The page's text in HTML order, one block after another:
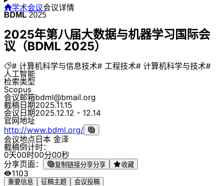
学术会议会议详情
BDML 2025
2025年第八届大数据与机器学习国际会
议（BDML 2025）
# 计算机科学与信息技术# 工程技术# 计算机科学与技术#
人工智能
检索类型
Scopus
会议邮箱bdml@bmail.org
截稿日期2025.11.15
会议日期2025.12.12 - 12.14
官网地址
http://www.bdml.org/
会议地点日本 金泽
截稿倒计时：
0天00时00分00秒
分享页面：
复制链接分享分享 收藏
1103
重要信息 征稿主题
会议投稿